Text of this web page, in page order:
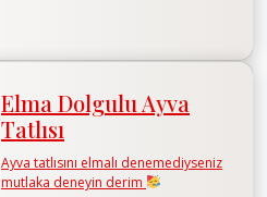
Elma Dolgulu Ayva
Tatlısı
Ayva tatlısını elmalı denemediyseniz
mutlaka deneyin derim